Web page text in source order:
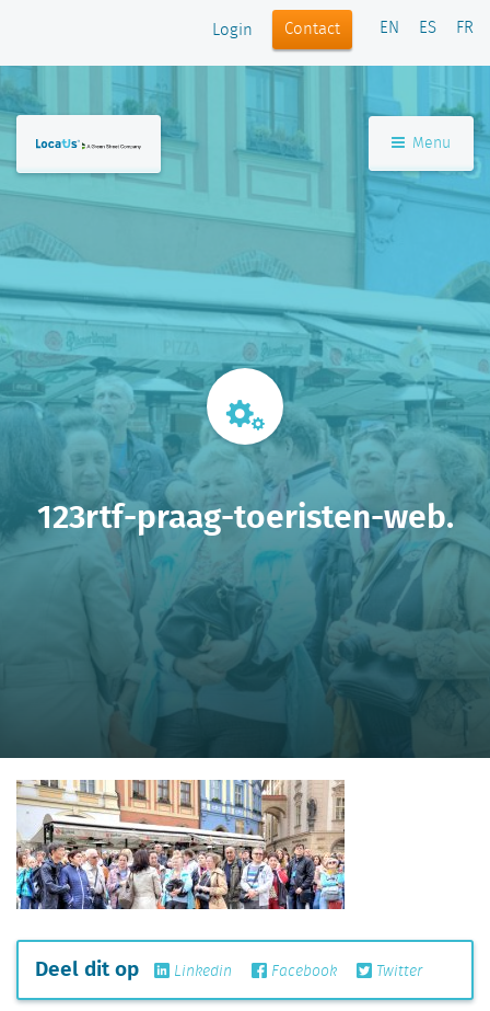
Login Contact EN ES FR
Menu
123rtf-praag-toeristen-web.
Deel dit op Linkedin Facebook Twitter